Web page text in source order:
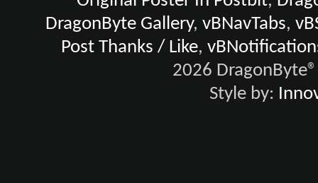
DragonByte Gallery,vBNavTabs,
Post Thanks / Like,
2026
Style by: